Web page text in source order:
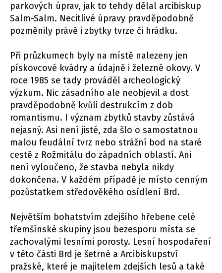
parkových úprav, jak to tehdy dělal arcibiskup
Salm-Salm. Necitlivé úpravy pravděpodobně
pozměnily právě i zbytky tvrze či hrádku.
Při průzkumech byly na místě nalezeny jen
pískovcové kvádry a údajně i železné okovy. V
roce 1985 se tady prováděl archeologický
výzkum. Nic zásadního ale neobjevil a dost
pravděpodobně kvůli destrukcím z dob
romantismu. I význam zbytků stavby zůstává
nejasný. Asi není jisté, zda šlo o samostatnou
malou feudální tvrz nebo strážní bod na staré
cestě z Rožmitálu do západních oblastí. Ani
není vyloučeno, že stavba nebyla nikdy
dokončena. V každém případě je místo cenným
pozůstatkem středověkého osídlení Brd.
Největším bohatstvím zdejšího hřebene celé
třemšínské skupiny jsou bezesporu místa se
zachovalými lesními porosty. Lesní hospodaření
v této části Brd je šetrné a Arcibiskupství
pražské, které je majitelem zdejších lesů a také